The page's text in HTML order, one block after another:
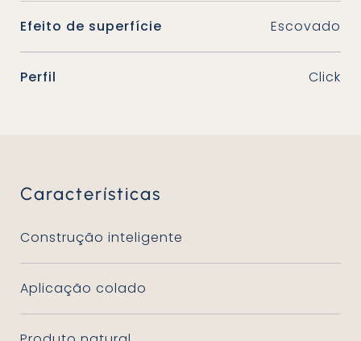
Efeito de superfície Escovado
Perfil Click
Características
Construção inteligente
Aplicação colado